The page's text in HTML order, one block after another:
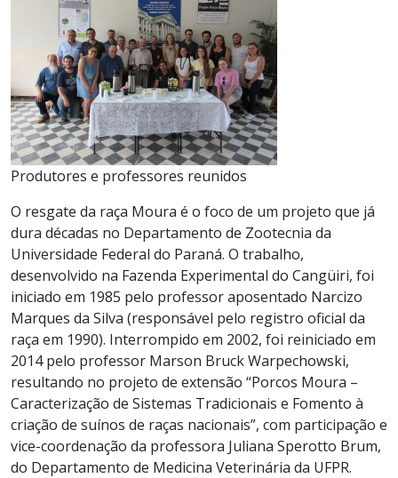
Produtores e professores reunidos
O resgate da raça Moura é o foco de um projeto que já
dura décadas no Departamento de Zootecnia da
Universidade Federal do Paraná. O trabalho,
desenvolvido na Fazenda Experimental do Cangüiri, foi
iniciado em 1985 pelo professor aposentado Narcizo
Marques da Silva (responsável pelo registro oficial da
raça em 1990). Interrompido em 2002, foi reiniciado em
2014 pelo professor Marson Bruck Warpechowski,
resultando no projeto de extensão “Porcos Moura –
Caracterização de Sistemas Tradicionais e Fomento à
criação de suínos de raças nacionais”, com participação e
vice-coordenação da professora Juliana Sperotto Brum,
do Departamento de Medicina Veterinária da UFPR.